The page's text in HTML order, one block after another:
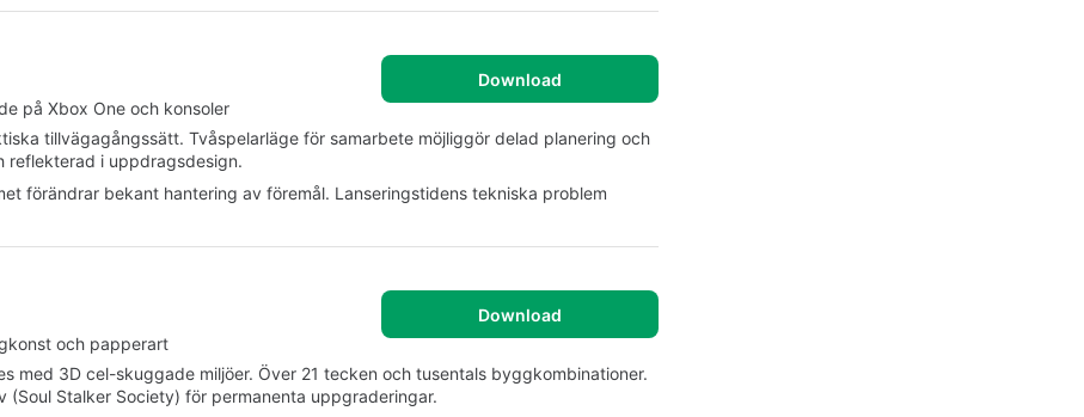
på Xbox One och konsoler
Download
tillvägagångssätt. Tvåspelarläge för samarbete möjliggör delad planering och
reflekterad i uppdragsdesign.
förändrar bekant hantering av föremål. Lanseringstidens tekniska problem
och papperart
Download
med 3D cel-skuggade miljöer. Över 21 tecken och tusentals byggkombinationer.
Stalker Society) för permanenta uppgraderingar.